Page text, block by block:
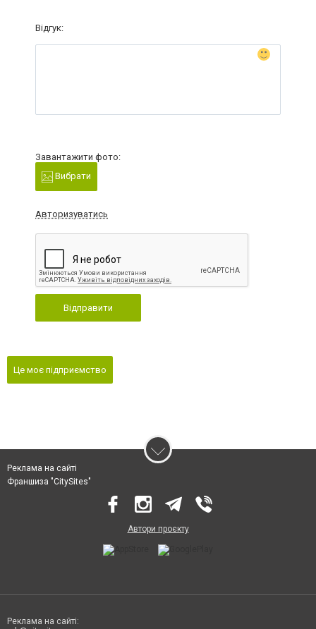
Відгук:
Завантажити фото:
Вибрати
Авторизуватись
Відправити
Це моє підприємство
Реклама на сайті
Франшиза "CitySites"
Автори проєкту
Реклама на сайті: